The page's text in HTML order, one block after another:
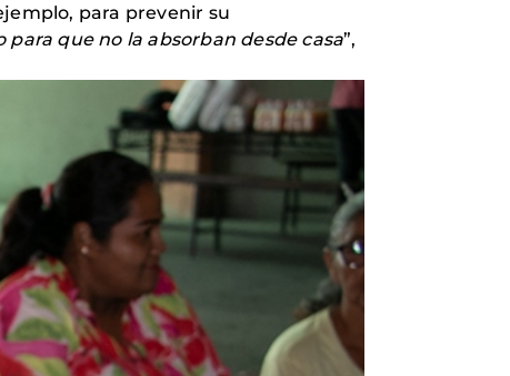
para prevenir su
que no la absorban desde casa”,